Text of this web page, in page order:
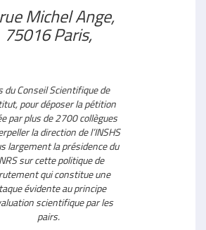
Michel Ange,
75016 Paris,
du Conseil Scientifique de
pour déposer la pétition
par plus de 2700 collègues
la direction de l’INSHS
largement la présidence du
sur cette politique de
qui constitue une
évidente au principe
scientifique par les
pairs.